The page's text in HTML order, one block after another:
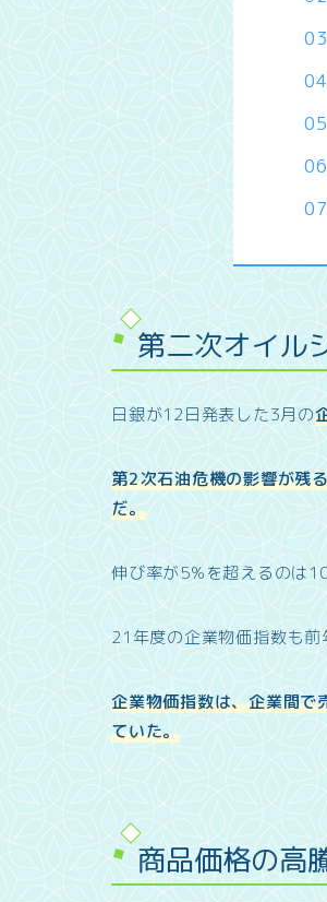
第二次オイル
日銀が12日発表した3月の
第2次石油危機の影響が残
だ。
伸び率が5%を超えるのは
21年度の企業物価指数も
企業物価指数は、企業間で
ていた。
商品価格の高